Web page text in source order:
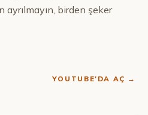
ayrılmayın, birden şeker
YOUTUBE'DA AÇ →